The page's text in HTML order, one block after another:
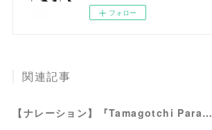
フォロー
関連記事
【ナレーション】『Tamagotchi Paradise - Orange Tropics / White Glacier』商品PV／TVCM